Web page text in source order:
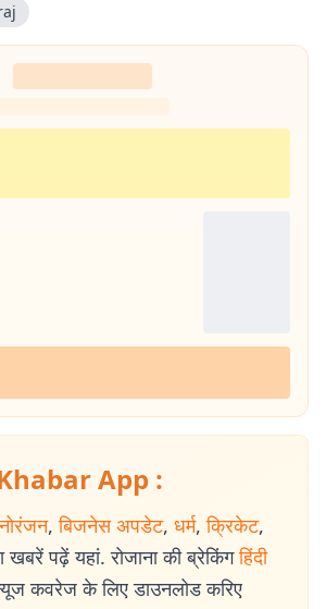
App :
, बिजनेस अपडेट, धर्म, क्रिकेट,
खबरें पढ़ें यहां. रोजाना की ब्रेकिंग हिंदी
कवरेज के लिए डाउनलोड करिए